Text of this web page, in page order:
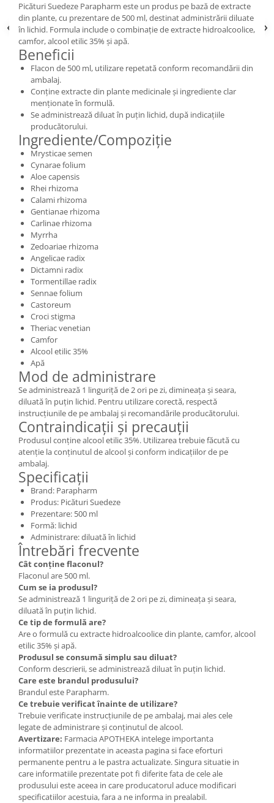
Picături Suedeze Parapharm este un produs pe bază de extracte
din plante, cu prezentare de 500 ml, destinat administrării diluate
în lichid. Formula include o combinație de extracte hidroalcoolice,
camfor, alcool etilic 35% și apă.
Beneficii
Flacon de 500 ml, utilizare repetată conform recomandării din
ambalaj.
Conține extracte din plante medicinale și ingrediente clar
menționate în formulă.
Se administrează diluat în puțin lichid, după indicațiile
producătorului.
Ingrediente/Compoziție
Mrysticae semen
Cynarae folium
Aloe capensis
Rhei rhizoma
Calami rhizoma
Gentianae rhizoma
Carlinae rhizoma
Myrrha
Zedoariae rhizoma
Angelicae radix
Dictamni radix
Tormentillae radix
Sennae folium
Castoreum
Croci stigma
Theriac venetian
Camfor
Alcool etilic 35%
Apă
Mod de administrare
Se administrează 1 linguriță de 2 ori pe zi, dimineața și seara,
diluată în puțin lichid. Pentru utilizare corectă, respectă
instrucțiunile de pe ambalaj și recomandările producătorului.
Contraindicații și precauții
Produsul conține alcool etilic 35%. Utilizarea trebuie făcută cu
atenție la conținutul de alcool și conform indicațiilor de pe
ambalaj.
Specificații
Brand: Parapharm
Produs: Picături Suedeze
Prezentare: 500 ml
Formă: lichid
Administrare: diluată în lichid
Întrebări frecvente
Cât conține flaconul?
Flaconul are 500 ml.
Cum se ia produsul?
Se administrează 1 linguriță de 2 ori pe zi, dimineața și seara,
diluată în puțin lichid.
Ce tip de formulă are?
Are o formulă cu extracte hidroalcoolice din plante, camfor, alcool
etilic 35% și apă.
Produsul se consumă simplu sau diluat?
Conform descrierii, se administrează diluat în puțin lichid.
Care este brandul produsului?
Brandul este Parapharm.
Ce trebuie verificat înainte de utilizare?
Trebuie verificate instrucțiunile de pe ambalaj, mai ales cele
legate de administrare și conținutul de alcool.
Avertizare: Farmacia APOTHEKA intelege importanta
informatiilor prezentate in aceasta pagina si face eforturi
permanente pentru a le pastra actualizate. Singura situatie in
care informatiile prezentate pot fi diferite fata de cele ale
produsului este aceea in care producatorul aduce modificari
specificatiilor acestuia, fara a ne informa in prealabil.